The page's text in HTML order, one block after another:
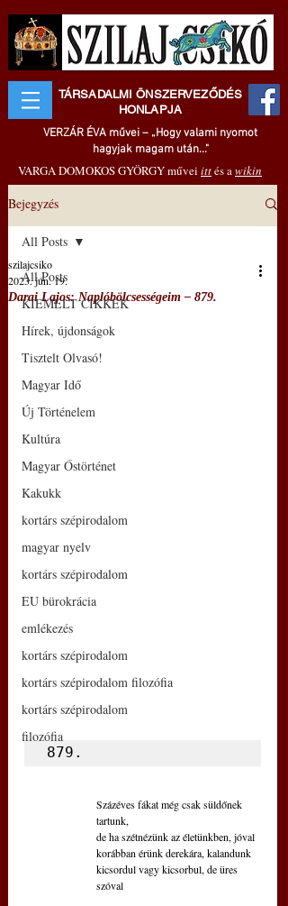
TÁRSADALMI ÖNSZERVEZŐDÉS
HONLAPJA
VERZÁR ÉVA művei – „Hogy valami nyomot
hagyjak magam után..."
VARGA DOMOKOS GYÖRGY művei ittés awikin
Bejegyzés
All Posts
KIEMELT CIKKEK
Hírek, újdonságok
Tisztelt Olvasó!
Magyar Idő
Új Történelem
Kultúra
Magyar Őstörténet
Kakukk
kortárs szépirodalom
magyar nyelv
kortárs szépirodalom
EU bürokrácia
emlékezés
kortárs szépirodalom
kortárs szépirodalom filozófia
kortárs szépirodalom
filozófia
All Posts
Darai Lajos: Naplóbölcsességeim – 879.
szilajcsiko
2023. jún. 19.
879.
Százéves fákat még csak süldőnek
tartunk,
de ha szétnézünk az életünkben, jóval
korábban érünk derekára, kalandunk
kicsordul vagy kicsorbul, de üres
szóval